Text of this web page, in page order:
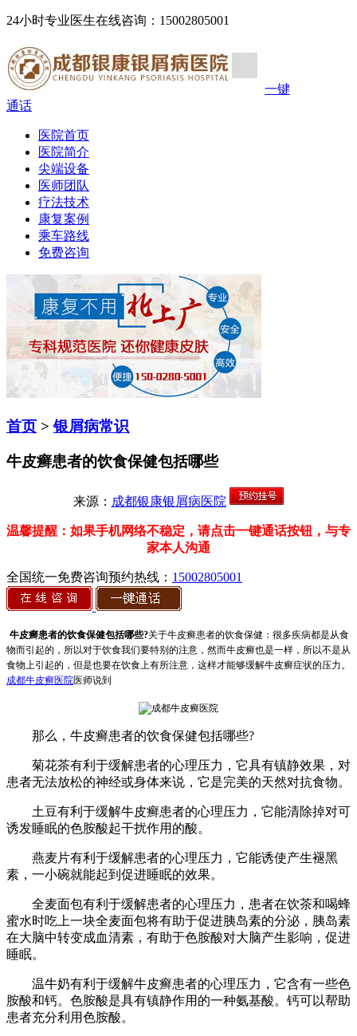
24小时专业医生在线咨询：15002805001
一键
通话
医院首页
医院简介
尖端设备
医师团队
疗法技术
康复案例
乘车路线
免费咨询
首页 >银屑病常识
牛皮癣患者的饮食保健包括哪些
来源： 成都银康银屑病医院
温馨提醒：如果手机网络不稳定，请点击一键通话按钮，与专
家本人沟通
全国统一免费咨询预约热线： 15002805001
牛皮癣患者的饮食保健包括哪些?关于牛皮癣患者的饮食保健：很多疾病都是从食
物而引起的，所以对于饮食我们要特别的注意，然而牛皮癣也是一样，所以不是从
食物上引起的，但是也要在饮食上有所注意，这样才能够缓解牛皮癣症状的压力。
成都牛皮癣医院医师说到
那么，牛皮癣患者的饮食保健包括哪些?
菊花茶有利于缓解患者的心理压力，它具有镇静效果，对
患者无法放松的神经或身体来说，它是完美的天然对抗食物。
土豆有利于缓解牛皮癣患者的心理压力，它能清除掉对可
诱发睡眠的色胺酸起干扰作用的酸。
燕麦片有利于缓解患者的心理压力，它能诱使产生褪黑
素，一小碗就能起到促进睡眠的效果。
全麦面包有利于缓解患者的心理压力，患者在饮茶和喝蜂
蜜水时吃上一块全麦面包将有助于促进胰岛素的分泌，胰岛素
在大脑中转变成血清素，有助于色胺酸对大脑产生影响，促进
睡眠。
温牛奶有利于缓解牛皮癣患者的心理压力，它含有一些色
胺酸和钙。色胺酸是具有镇静作用的一种氨基酸。钙可以帮助
患者充分利用色胺酸。